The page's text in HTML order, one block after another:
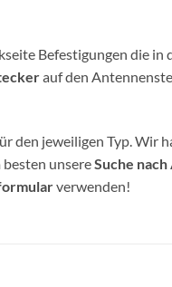
Befestigungen die
auf den
den jeweiligen Typ. Wir
unsereSuche
verwenden!